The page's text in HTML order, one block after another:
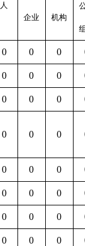
人
企业 机构
0 0 0
0 0 0
0 0 0
0 0 0
0 0 0
0 0 0
0 0 0
0 0 0